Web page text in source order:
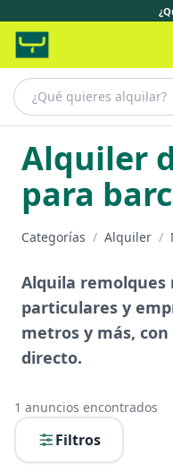
Alquiler
para
Categorías / Alquiler /
Alquila remolques
particulares y
metros y más,
directo.
1 anuncios encontrados
Filtros